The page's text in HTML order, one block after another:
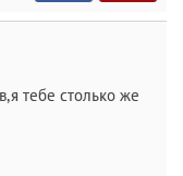
тебе столько же